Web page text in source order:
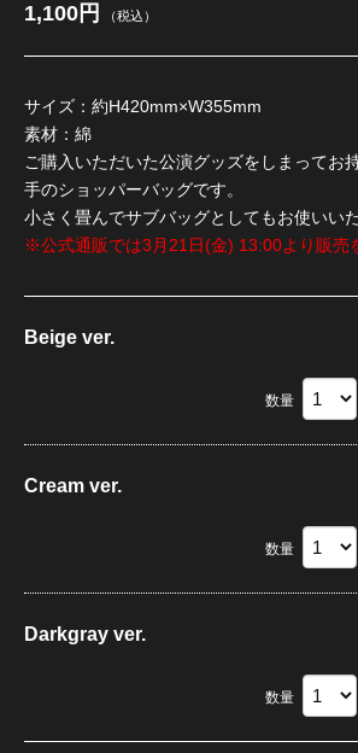
1,100円 （税込）
サイズ：約H420mm×W355mm
素材：綿
ご購入いただいた公演グッズをしまってお
手のショッパーバッグです。
小さく畳んでサブバッグとしてもお使いい
※公式通販では3月21日(金) 13:00より販売
Beige ver.
数量
Cream ver.
数量
Darkgray ver.
数量